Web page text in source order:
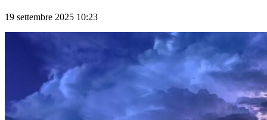
19 settembre 2025 10:23